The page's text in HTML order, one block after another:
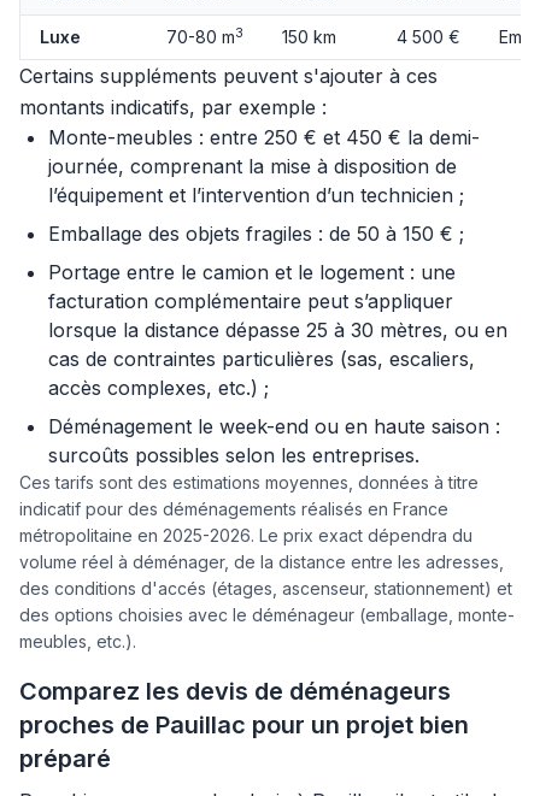
Luxe 70-80 m3 150 km 4 500 €
Certains suppléments peuvent s'ajouter à ces
montants indicatifs, par exemple :
Monte-meubles : entre 250 € et 450 € la demi-
journée, comprenant la mise à disposition de
l’équipement et l’intervention d’un technicien ;
Emballage des objets fragiles : de 50 à 150 € ;
Portage entre le camion et le logement : une
facturation complémentaire peut s’appliquer
lorsque la distance dépasse 25 à 30 mètres, ou en
cas de contraintes particulières (sas, escaliers,
accès complexes, etc.) ;
Déménagement le week-end ou en haute saison :
surcoûts possibles selon les entreprises.
Ces tarifs sont des estimations moyennes, données à titre
indicatif pour des déménagements réalisés en France
métropolitaine en 2025-2026. Le prix exact dépendra du
volume réel à déménager, de la distance entre les adresses,
des conditions d'accés (étages, ascenseur, stationnement) et
des options choisies avec le déménageur (emballage, monte-
meubles, etc.).
Comparez les devis de déménageurs
proches de Pauillac pour un projet bien
préparé